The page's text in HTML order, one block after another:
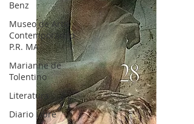
Benz
Museo de Arte
Contemporáneo
P.R. MA
Marianne de
Tolentino
Literatura
Diario Libre